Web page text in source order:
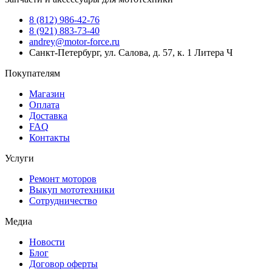
8 (812) 986-42-76
8 (921) 883-73-40
andrey@motor-force.ru
Санкт-Петербург, ул. Салова, д. 57, к. 1 Литера Ч
Покупателям
Магазин
Оплата
Доставка
FAQ
Контакты
Услуги
Ремонт моторов
Выкуп мототехники
Сотрудничество
Медиа
Новости
Блог
Договор оферты